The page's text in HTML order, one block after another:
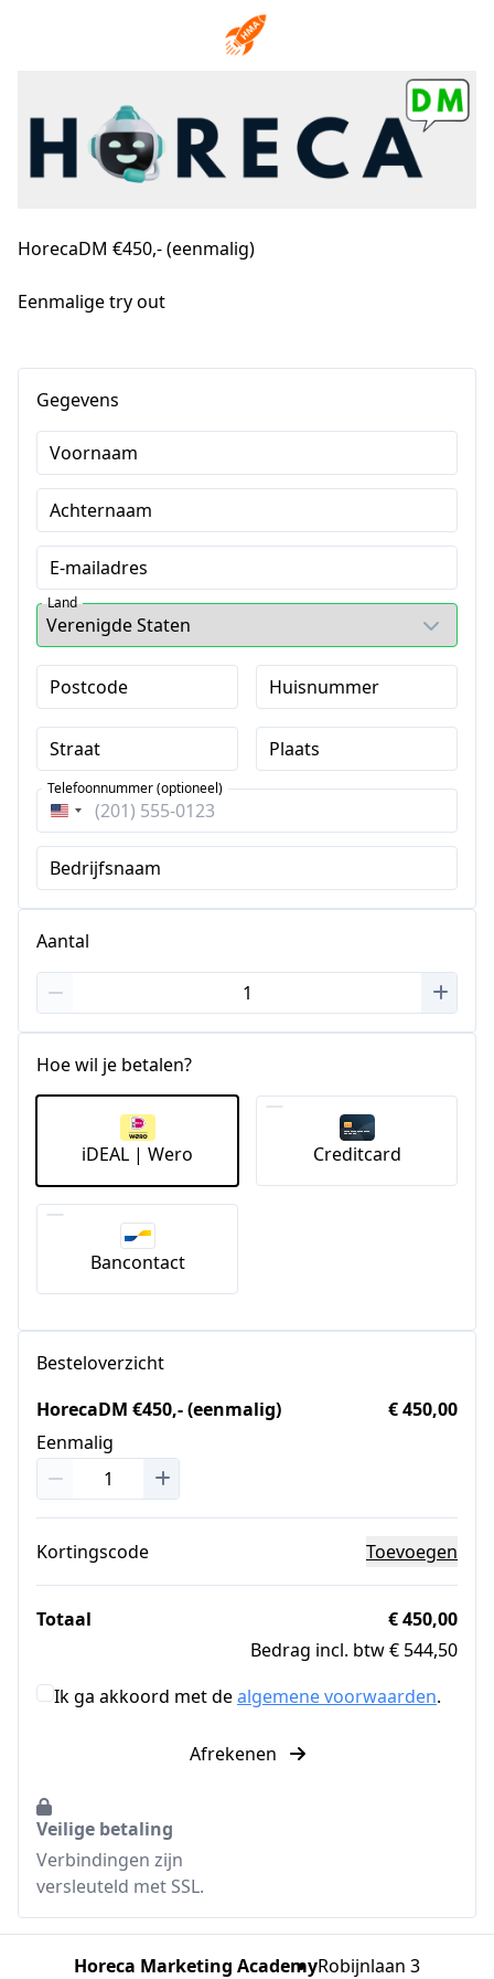
HorecaDM €450,- (eenmalig)
Eenmalige try out
Gegevens
Voornaam
Achternaam
E-mailadres
Land
Postcode Huisnummer
Straat Plaats
Verenigde
Staten
+1
Telefoonnummer (optioneel)
Bedrijfsnaam
Aantal
Hoe wil je betalen?
iDEAL | Wero Creditcard
Bancontact
Besteloverzicht
HorecaDM €450,- (eenmalig)
Eenmalig
€ 450,00
Kortingscode Toevoegen
Totaal
€ 450,00
Bedrag incl. btw € 544,50
Ik ga akkoord met dealgemene voorwaarden.
Afrekenen
Veilige betaling
Verbindingen zijn
versleuteld met SSL.
Horeca Marketing AcademyRobijnlaan 3